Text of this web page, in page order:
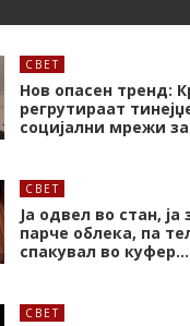
СВЕТ
Нов опасен тренд:
регрутираат
социјални мрежи
СВЕТ
Ја одвел во стан,
парче облека, па
спакувал во куфер…
СВЕТ